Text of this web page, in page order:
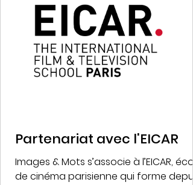
Partenariat avec l'EICAR
Images & Mots s’associe à l’EICAR,
de cinéma parisienne qui forme